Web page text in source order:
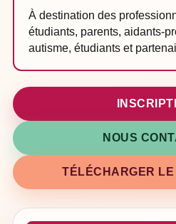
À destination des
étudiants, parents, aidants-
autisme, étudiants et
NOUS
TÉLÉCHARGER LE